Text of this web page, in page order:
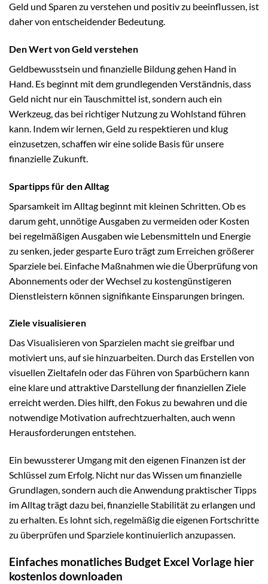
Geld und Sparen zu verstehen und positiv zu beeinflussen, ist
daher von entscheidender Bedeutung.
Den Wert von Geld verstehen
Geldbewusstsein und finanzielle Bildung gehen Hand in
Hand. Es beginnt mit dem grundlegenden Verständnis, dass
Geld nicht nur ein Tauschmittel ist, sondern auch ein
Werkzeug, das bei richtiger Nutzung zu Wohlstand führen
kann. Indem wir lernen, Geld zu respektieren und klug
einzusetzen, schaffen wir eine solide Basis für unsere
finanzielle Zukunft.
Spartipps für den Alltag
Sparsamkeit im Alltag beginnt mit kleinen Schritten. Ob es
darum geht, unnötige Ausgaben zu vermeiden oder Kosten
bei regelmäßigen Ausgaben wie Lebensmitteln und Energie
zu senken, jeder gesparte Euro trägt zum Erreichen größerer
Sparziele bei. Einfache Maßnahmen wie die Überprüfung von
Abonnements oder der Wechsel zu kostengünstigeren
Dienstleistern können signifikante Einsparungen bringen.
Ziele visualisieren
Das Visualisieren von Sparzielen macht sie greifbar und
motiviert uns, auf sie hinzuarbeiten. Durch das Erstellen von
visuellen Zieltafeln oder das Führen von Sparbüchern kann
eine klare und attraktive Darstellung der finanziellen Ziele
erreicht werden. Dies hilft, den Fokus zu bewahren und die
notwendige Motivation aufrechtzuerhalten, auch wenn
Herausforderungen entstehen.
Ein bewussterer Umgang mit den eigenen Finanzen ist der
Schlüssel zum Erfolg. Nicht nur das Wissen um finanzielle
Grundlagen, sondern auch die Anwendung praktischer Tipps
im Alltag trägt dazu bei, finanzielle Stabilität zu erlangen und
zu erhalten. Es lohnt sich, regelmäßig die eigenen Fortschritte
zu überprüfen und Sparziele kontinuierlich anzupassen.
Einfaches monatliches Budget Excel Vorlage hier
kostenlos downloaden